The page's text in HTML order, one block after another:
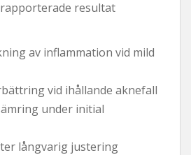
resultat
av inflammation vid mild
vid ihållande aknefall
under initial
långvarig justering